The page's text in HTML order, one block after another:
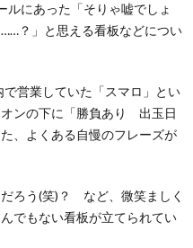
い
（お
にあった「そりゃ嘘でしょ
……？」と思える看板などについ
営業していた「スマロ」とい
ンの下に「勝負あり 出玉日
、よくある自慢のフレーズが
ろう(笑)？ など、微笑ましく
でもない看板が立てられてい